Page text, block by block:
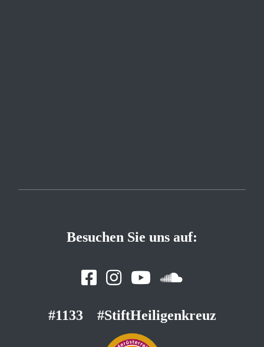
Besuchen Sie uns auf:
#1133 #StiftHeiligenkreuz